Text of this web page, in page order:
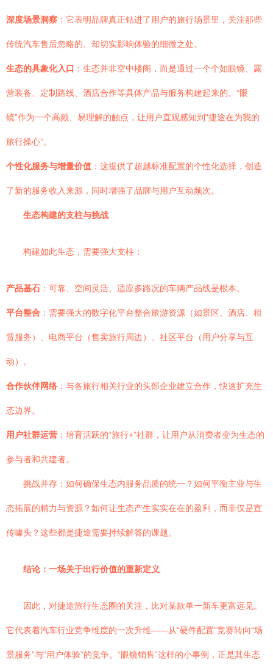
深度场景洞察 ：它表明品牌真正钻进了用户的旅行场景里，关注那些
传统汽车售后忽略的、却切实影响体验的细微之处。
生态的具象化入口 ：生态并非空中楼阁，而是通过一个个如眼镜、露
营装备、定制路线、酒店合作等具体产品与服务构建起来的。“眼
镜”作为一个高频、易理解的触点，让用户直观感知到“捷途在为我的
旅行操心”。
个性化服务与增量价值 ：这提供了超越标准配置的个性化选择，创造
了新的服务收入来源，同时增强了品牌与用户互动频次。
生态构建的支柱与挑战
构建如此生态，需要强大支柱：
产品基石 ：可靠、空间灵活、适应多路况的车辆产品线是根本。
平台整合 ：需要强大的数字化平台整合旅游资源（如景区、酒店、租
赁服务）、电商平台（售卖旅行周边）、社区平台（用户分享与互
动）。
合作伙伴网络 ：与各旅行相关行业的头部企业建立合作，快速扩充生
态边界。
用户社群运营 ：培育活跃的“旅行+”社群，让用户从消费者变为生态的
参与者和共建者。
挑战并存：如何确保生态内服务品质的统一？如何平衡主业与生
态拓展的精力与资源？如何让生态产生实实在在的盈利，而非仅是宣
传噱头？这些都是捷途需要持续解答的课题。
结论：一场关于出行价值的重新定义
因此，对捷途旅行生态圈的关注，比对某款单一新车更富远见。
它代表着汽车行业竞争维度的一次升维——从“硬件配置”竞赛转向“场
景服务”与“用户体验”的竞争。“眼镜销售”这样的小事例，正是其生态